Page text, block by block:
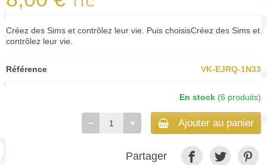
Créez des Sims et contrôlez leur vie. Puis choisisCréez des Sims et
contrôlez leur vie.
Référence VK-EJRQ-1N33
En stock (6 produits)
Ajouter au panier
Partager